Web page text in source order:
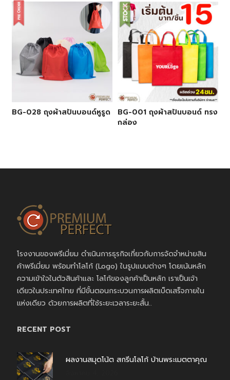
BG-028 ถุงผ้าสปันบอนด์หูรูด
BG-001 ถุงผ้าสปันบอนด์ ทรง
กล่อง
โรงงานของพรีเมี่ยม ดำเนินการธุรกิจเกี่ยวกับการจัดจำหน่ายสิน
ค้าพรีเมี่ยม พร้อมทำโลโก้ (Logo) ในรูปแบบต่างๆ โดยเน้นหลัก
ความเข้าใจในตัวสินค้าและ โลโก้ของลูกค้าเป็นหลัก เราเป็นเจ้า
เดียวในประเทศไทย ที่มีขั้นตอนกระบวนการผลิตเบ็ดเสร็จภายใน
แห่งเดียว ด้วยการผลิตที่ใช้ระยะเวลาระยะสั้น..
RECENT POST
ผลงานสมุดโน้ต สกรีนโลโก้ บ้านพระเมตตาคุณ